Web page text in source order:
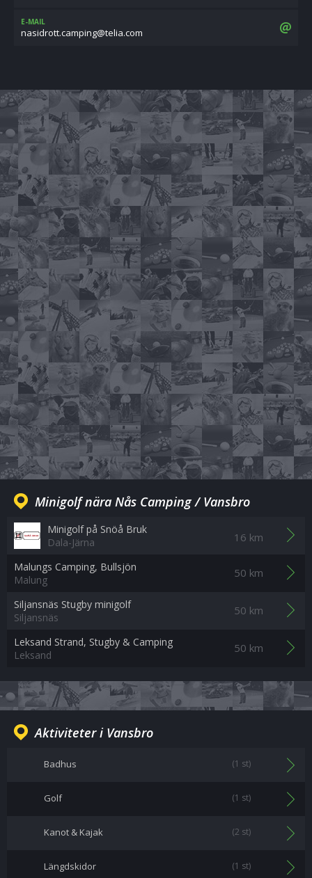
E-MAIL
moc.ailet@gnipmac.ttordisan
Minigolf nära Nås Camping / Vansbro
Minigolf på Snöå Bruk
Dala-Järna
16 km
Malungs Camping, Bullsjön
Malung
50 km
Siljansnäs Stugby minigolf
Siljansnäs
50 km
Leksand Strand, Stugby & Camping
Leksand
50 km
Aktiviteter i Vansbro
Badhus (1 st)
Golf (1 st)
Kanot & Kajak (2 st)
Längdskidor (1 st)